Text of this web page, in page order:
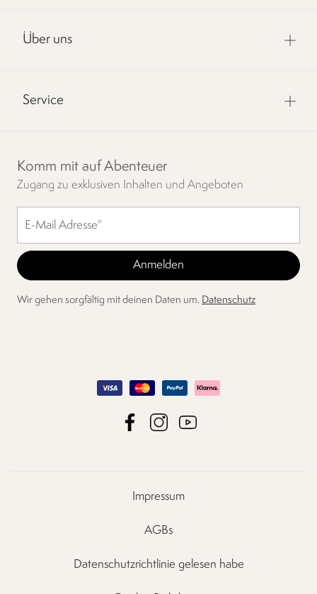
Über uns
Service
Komm mit auf Abenteuer
Zugang zu exklusiven Inhalten und Angeboten
Wir gehen sorgfältig mit deinen Daten um. Datenschutz
Impressum
AGBs
Datenschutzrichtlinie gelesen habe